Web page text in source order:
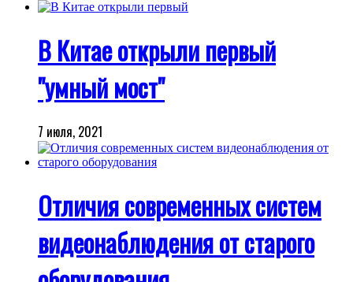
В Китае открыли первый
"умный мост"
7 июля, 2021
Отличия современных систем
видеонаблюдения от старого